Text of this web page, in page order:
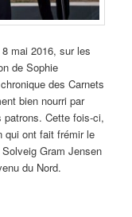
mai 2016, sur les
de Sophie
des Carnets
bien nourri par
patrons. Cette fois-ci,
qui ont fait frémir le
Gram Jensen
du Nord.